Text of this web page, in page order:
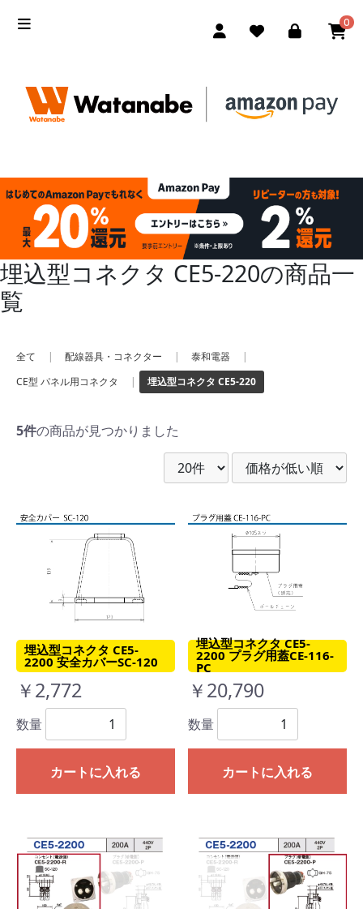
0
埋込型コネクタ CE5-220の商品一
覧
全て | 配線器具・コネクター | 泰和電器
|
CE型 パネル用コネクタ
| 埋込型コネクタ CE5-220
5件の商品が見つかりました
埋込型コネクタ CE5-
2200 安全カバーSC-120
￥2,772
数量
カートに入れる
埋込型コネクタ CE5-
2200 プラグ用蓋CE-116-
PC
￥20,790
数量
カートに入れる